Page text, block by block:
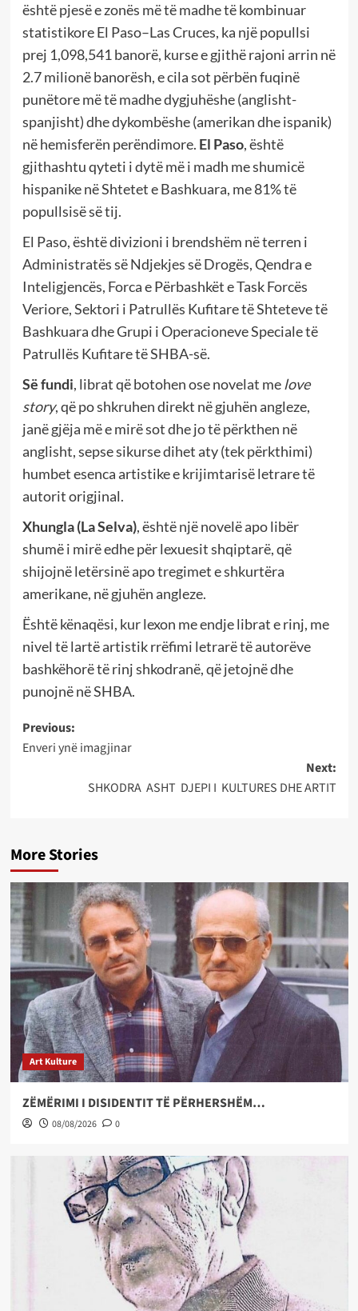
është pjesë e zonës më të madhe të kombinuar
statistikore El Paso–Las Cruces, ka një popullsi
prej 1,098,541 banorë, kurse e gjithë rajoni arrin në
2.7 milionë banorësh, e cila sot përbën fuqinë
punëtore më të madhe dygjuhëshe (anglisht-
spanjisht) dhe dykombëshe (amerikan dhe ispanik)
në hemisferën perëndimore. El Paso, është
gjithashtu qyteti i dytë më i madh me shumicë
hispanike në Shtetet e Bashkuara, me 81% të
popullsisë së tij.
El Paso, është divizioni i brendshëm në terren i
Administratës së Ndjekjes së Drogës, Qendra e
Inteligjencës, Forca e Përbashkët e Task Forcës
Veriore, Sektori i Patrullës Kufitare të Shteteve të
Bashkuara dhe Grupi i Operacioneve Speciale të
Patrullës Kufitare të SHBA-së.
Së fundi, librat që botohen ose novelat melove
story, që po shkruhen direkt në gjuhën angleze,
janë gjëja më e mirë sot dhe jo të përkthen në
anglisht, sepse sikurse dihet aty (tek përkthimi)
humbet esenca artistike e krijimtarisë letrare të
autorit origjinal.
Xhungla (La Selva), është një novelë apo libër
shumë i mirë edhe për lexuesit shqiptarë, që
shijojnë letërsinë apo tregimet e shkurtëra
amerikane, në gjuhën angleze.
Është kënaqësi, kur lexon me endje librat e rinj, me
nivel të lartë artistik rrëfimi letrarë të autorëve
bashkëhorë të rinj shkodranë, që jetojnë dhe
punojnë në SHBA.
Post
navigation
Previous:
Enveri ynë imagjinar
Next:
SHKODRA ASHT DJEPI I KULTURES DHE ARTIT
More Stories
Art Kulture
ZËMËRIMI I DISIDENTIT TË PËRHERSHËM…
08/08/2026 0